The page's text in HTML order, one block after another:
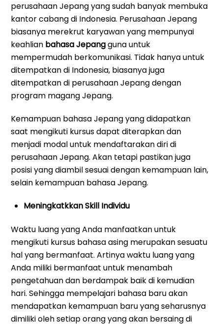
perusahaan Jepang yang sudah banyak membuka
kantor cabang di Indonesia. Perusahaan Jepang
biasanya merekrut karyawan yang mempunyai
keahlian bahasa Jepangguna untuk
mempermudah berkomunikasi. Tidak hanya untuk
ditempatkan di Indonesia, biasanya juga
ditempatkan di perusahaan Jepang dengan
program magang Jepang.
Kemampuan bahasa Jepang yang didapatkan
saat mengikuti kursus dapat diterapkan dan
menjadi modal untuk mendaftarakan diri di
perusahaan Jepang. Akan tetapi pastikan juga
posisi yang diambil sesuai dengan kemampuan lain,
selain kemampuan bahasa Jepang.
Meningkatkkan Skill Individu
Waktu luang yang Anda manfaatkan untuk
mengikuti kursus bahasa asing merupakan sesuatu
hal yang bermanfaat. Artinya waktu luang yang
Anda miliki bermanfaat untuk menambah
pengetahuan dan berdampak baik di kemudian
hari. Sehingga mempelajari bahasa baru akan
mendapatkan kemampuan baru yang seharusnya
dimiliki oleh setiap orang yang akan bersaing di